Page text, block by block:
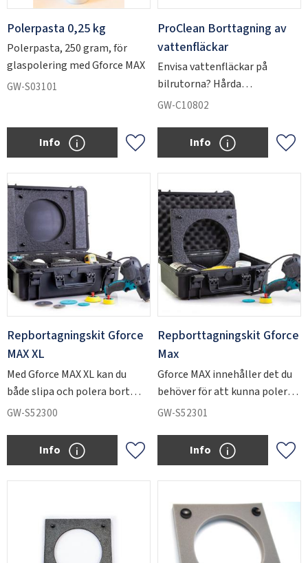
Polerpasta 0,25 kg
Polerpasta, 250 gram, för
glaspolering med Gforce MAX
GW-S03101
Lägg till i favoriter
Info
ProClean Borttagning av
vattenfläckar
​Envisa vattenfläckar på
bilrutorna? Hårda
vattenfläckar på dina
GW-C10802
Info
Repbortagningskit Gforce
MAX XL
Med Gforce MAX XL kan du
både slipa och polera bort
repor i glas.
GW-S52300
Lägg till i favoriter
Info
Repborttagningskit Gforce
Max
Gforce MAX innehåller det du
behöver för att kunna polera
bort repor i glas.
GW-S52301
Info